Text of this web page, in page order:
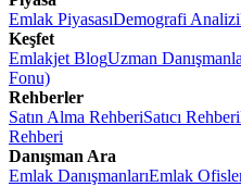
Emlak PiyasasıDemografi Analizi
Keşfet
Emlakjet BlogUzman
Fonu)
Rehberler
Satın Alma RehberiSatıcı Rehberi
Rehberi
Danışman Ara
Emlak DanışmanlarıEmlak